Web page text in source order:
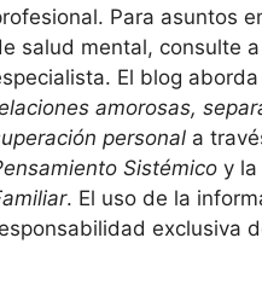
Para asuntos
salud mental, consulte
El blog
amorosas,
personal a
Sistémico y la
. El uso de la
exclusiva